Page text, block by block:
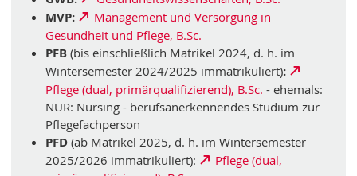
Wirth (M.Sc.) und prüfungsabnehmende
Praxisanleitung der Einrichtung
MVP:
Management und Versorgung in
Gesundheit und Pflege, B.Sc.
PFB (bis einschließlich Matrikel 2024, d. h. im
Wintersemester 2024/2025 immatrikuliert):
Pflege (dual, primärqualifizierend), B.Sc. - ehemals:
NUR: Nursing - berufsanerkennendes Studium zur
Pflegefachperson
PFD (ab Matrikel 2025, d. h. im Wintersemester
2025/2026 immatrikuliert):
Pflege (dual,